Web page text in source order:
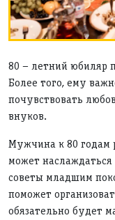
80 – летний юбиляр
Более того, ему
почувствовать
внуков.
Мужчина к 80 годам
может
советы младшим
поможет
обязательно будет